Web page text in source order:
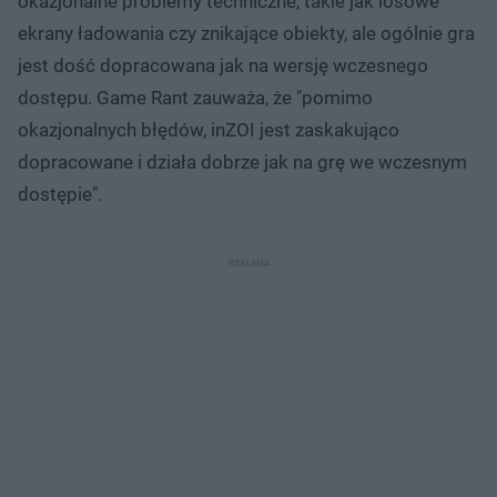
ekrany ładowania czy znikające obiekty, ale ogólnie gra
jest dość dopracowana jak na wersję wczesnego
dostępu. Game Rant zauważa, że "pomimo
okazjonalnych błędów, inZOI jest zaskakująco
dopracowane i działa dobrze jak na grę we wczesnym
dostępie".